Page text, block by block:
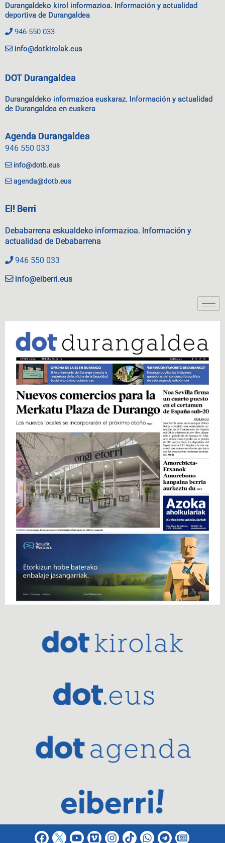
Durangaldeko kirol informazioa. Información y actualidad
deportiva de Durangaldea
946 550 033
info@dotkirolak.eus
DOT Durangaldea
Durangaldeko informazioa euskaraz. Información y actualidad
de Durangaldea en euskera
Agenda Durangaldea
946 550 033
info@dotb.eus
agenda@dotb.eus
EI! Berri
Debabarrena eskualdeko informazioa. Información y
actualidad de Debabarrena
946 550 033
info@eiberri.eus